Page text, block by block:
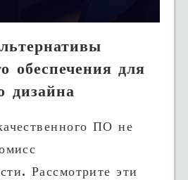
обеспечения для
дизайна
ПО не
Рассмотрите эти